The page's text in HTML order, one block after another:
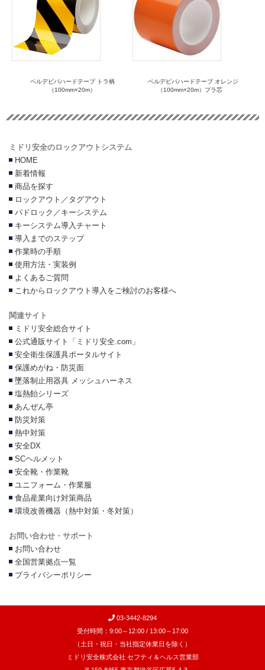
ベルデビバハードテープ トラ柄
（100mm×20m）
ベルデビバハードテープ オレンジ
（100mm×20m）プラ芯
ミドリ安全のロックアウトシステム
HOME
新着情報
商品を探す
ロックアウト／タグアウト
パドロック／キーシステム
キーシステム導入チャート
導入までのステップ
作業時の手順
使用方法・実装例
よくあるご質問
これからロックアウト導入をご検討のお客様へ
関連サイト
ミドリ安全総合サイト
公式通販サイト「ミドリ安全.com」
安全衛生保護具ポータルサイト
保護めがね・防災面
墜落制止用器具 メッシュハーネス
塩熱飴シリーズ
あんぜん亭
防災対策
熱中対策
安全DX
SCヘルメット
安全靴・作業靴
ユニフォーム・作業服
食品産業向け対策商品
環境改善機器（熱中対策・冬対策）
お問い合わせ・サポート
お問い合わせ
全国営業拠点一覧
プライバシーポリシー
03-3442-8294
受付時間：9:00～12:00 / 13:00～17:00
（土日・祝日・当社指定休業日を除く）
ミドリ安全株式会社 セフティ＆ヘルス営業部